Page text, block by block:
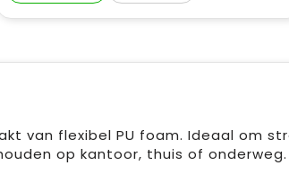
van flexibel PU foam. Ideaal om
op kantoor, thuis of onderweg.